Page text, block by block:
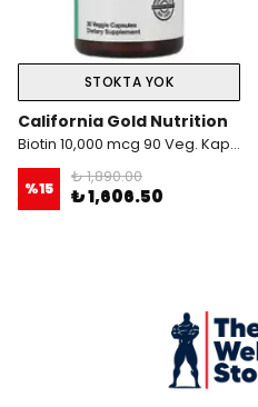
STOKTA YOK
California Gold Nutrition
Biotin 10,000 mcg 90 Veg. Kapsül
%15
₺ 1,890.00
₺ 1,606.50